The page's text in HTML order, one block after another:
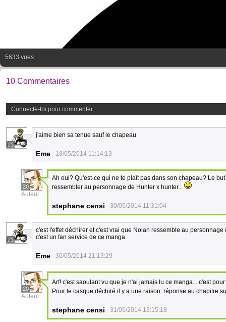
5633 vues
10 Commentaires
Connecte-toi pour commenter
23
j'aime bien sa tenue sauf le chapeau
Eme 18/05/2014 11:14:13
20
Auteur
Ah oui? Qu'est-ce qui ne te plaît pas dans son chapeau? Le
ressembler au personnage de Hunter x hunter...
stephane censi 30/05/2014 11:31:04
23
c'est l'effet déchirer et c'est vrai que Nolan ressemble au
c'est un fan service de ce manga
Eme 30/05/2014 21:13:29
20
Auteur
Arf! c'est saoulant vu que je n'ai jamais lu ce manga... c'est
Pour le casque déchiré il y a une raison: réponse au chapitre
stephane censi 31/05/2014 13:15:18